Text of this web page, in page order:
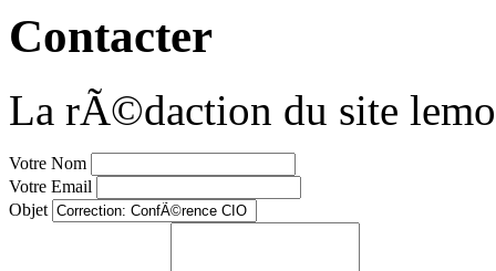
Contacter
La rÃ©daction du site
Votre Nom
Votre Email
Objet